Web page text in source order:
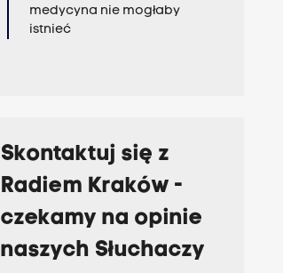
medycyna nie mogłaby
istnieć
Skontaktuj się z
Radiem Kraków -
czekamy na opinie
naszych Słuchaczy